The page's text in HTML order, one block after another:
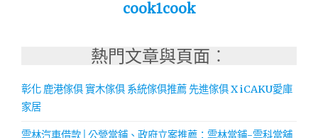
cook1cook
熱門文章與頁面︰
彰化 鹿港傢俱 實木傢俱 系統傢俱推薦 先進傢俱 X iCAKU愛庫
家居
雲林汽車借款│公營當鋪、政府立案推薦：雲林當鋪-雲科當舖